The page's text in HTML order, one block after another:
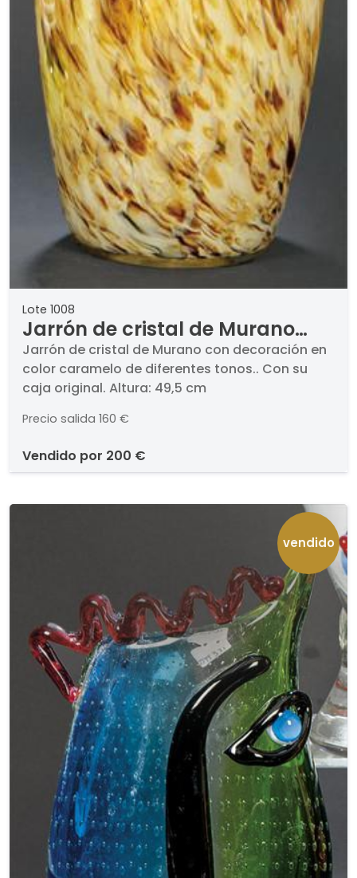
Lote 1008
Jarrón de cristal de Murano
con decoración en color
caramelo de diferentes tonos.
Jarrón de cristal de Murano con decoración en
color caramelo de diferentes tonos.. Con su
caja original. Altura: 49,5 cm
Precio salida 160 €
vendido por 200 €
vendido